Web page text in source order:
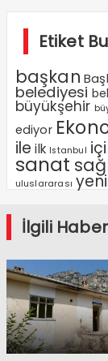
Etiket
başkan
belediyesi
büyükşehir
ediyor
ile ilk Istanbul
sanat
uluslararası yeni
İlgili